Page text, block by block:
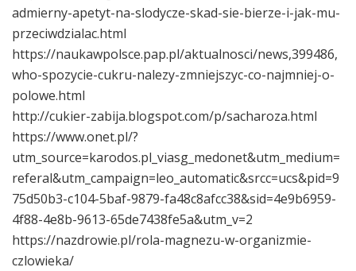
admierny-apetyt-na-slodycze-skad-sie-bierze-i-jak-mu-
przeciwdzialac.html
https://naukawpolsce.pap.pl/aktualnosci/news,399486,
who-spozycie-cukru-nalezy-zmniejszyc-co-najmniej-o-
polowe.html
http://cukier-zabija.blogspot.com/p/sacharoza.html
https://www.onet.pl/?
utm_source=karodos.pl_viasg_medonet&utm_medium=
referal&utm_campaign=leo_automatic&srcc=ucs&pid=9
75d50b3-c104-5baf-9879-fa48c8afcc38&sid=4e9b6959-
4f88-4e8b-9613-65de7438fe5a&utm_v=2
https://nazdrowie.pl/rola-magnezu-w-organizmie-
czlowieka/